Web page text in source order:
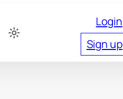
Login
Sign up